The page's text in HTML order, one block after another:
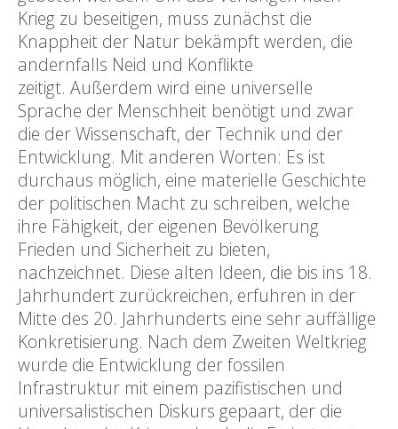
Krieg zu beseitigen, muss zunächst die
Knappheit der Natur bekämpft werden, die
andernfalls Neid und Konflikte
zeitigt. Außerdem wird eine universelle
Sprache der Menschheit benötigt und zwar
die der Wissenschaft, der Technik und der
Entwicklung. Mit anderen Worten: Es ist
durchaus möglich, eine materielle Geschichte
der politischen Macht zu schreiben, welche
ihre Fähigkeit, der eigenen Bevölkerung
Frieden und Sicherheit zu bieten,
nachzeichnet. Diese alten Ideen, die bis ins 18.
Jahrhundert zurückreichen, erfuhren in der
Mitte des 20. Jahrhunderts eine sehr auffällige
Konkretisierung. Nach dem Zweiten Weltkrieg
wurde die Entwicklung der fossilen
Infrastruktur mit einem pazifistischen und
universalistischen Diskurs gepaart, der die